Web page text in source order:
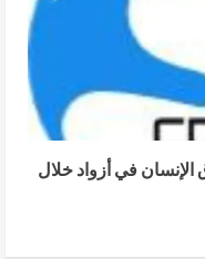
50 انتهاكاً لحقوق الإنسان في أزواد خلال